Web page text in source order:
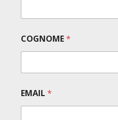
E
M
I
E
M
A
COGNOME*
EMAIL *